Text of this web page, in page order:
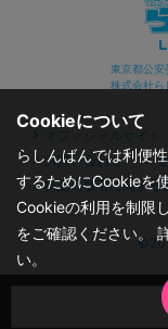
東京都公
株式会社ら
オフィシャルサイト
お問い合わせ
特定商取引に関する
Cookieについて
らしんばんでは利便
するためにCookieを
Cookieの利用を制限
をご確認ください。
い。